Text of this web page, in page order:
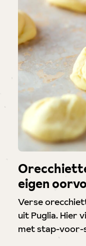
eigen
Verse
uit Puglia. Hier
met stap-voor-